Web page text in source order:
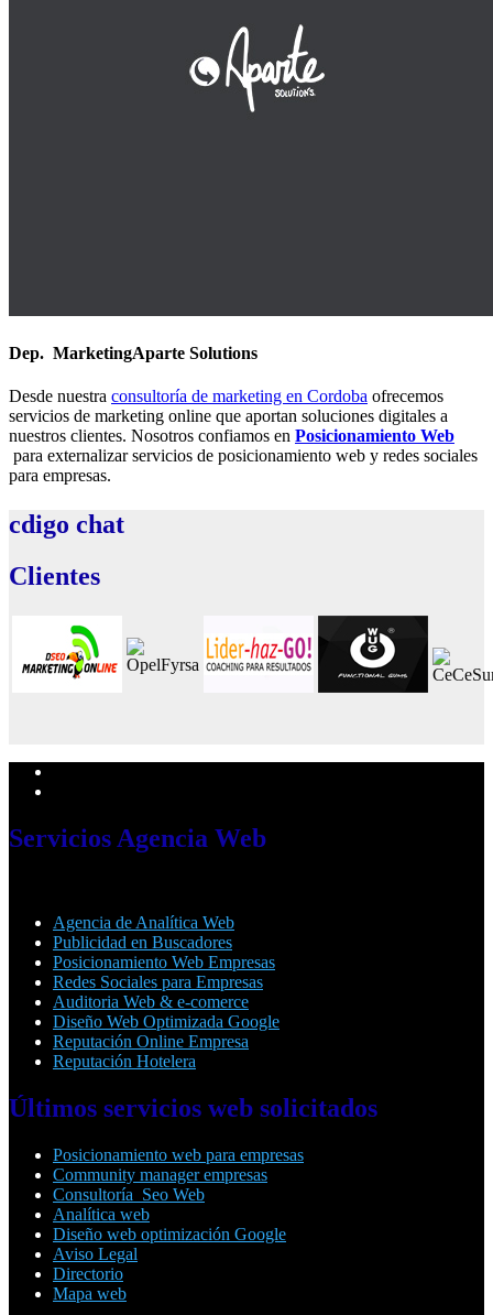
Dep. MarketingAparte Solutions
Desde nuestra consultoría de marketing en Cordoba ofrecemos
servicios de marketing online que aportan soluciones digitales a
nuestros clientes. Nosotros confiamos en Posicionamiento Web
para externalizar servicios de posicionamiento web y redes sociales
para empresas.
cdigo chat
Clientes
ServiciosAgencia Web
Agencia de Analítica Web
Publicidad en Buscadores
Posicionamiento Web Empresas
Redes Sociales para Empresas
Auditoria Web & e-comerce
Diseño Web Optimizada Google
Reputación Online Empresa
Reputación Hotelera
Últimos servicios web solicitados
Posicionamiento web para empresas
Community manager empresas
Consultoría Seo Web
Analítica web
Diseño web optimización Google
Aviso Legal
Directorio
Mapa web